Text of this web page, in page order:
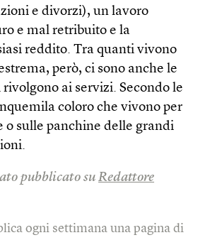
e divorzi), un lavoro
e mal retribuito e la
reddito. Tra quanti vivono
però, ci sono anche le
rivolgono ai servizi. Secondo le
coloro che vivono per
o sulle panchine delle grandi
pubblicato su Redattore
ogni settimana una pagina di